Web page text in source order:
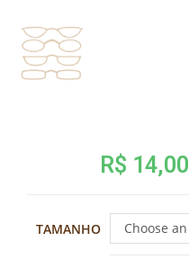
R$ 14,00
TAMANHO
Choose an